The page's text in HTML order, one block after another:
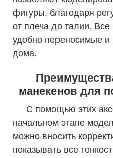
фигуры, благодаря
от плеча до талии.
удобно переносимые и
дома.
манекенов для
С помощью этих
начальном этапе
можно вносить
показывать все